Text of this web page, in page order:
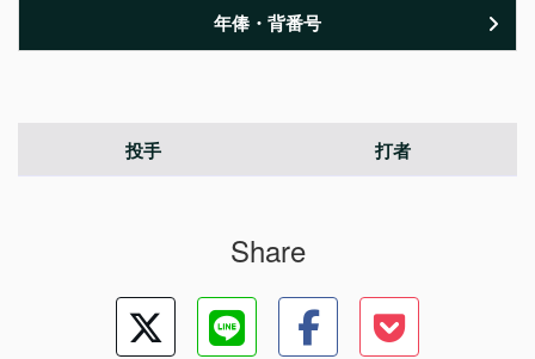
年俸・背番号
投手 打者
Share